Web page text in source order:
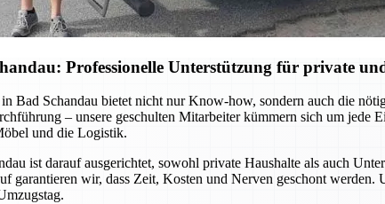
Professionelle Unterstützung für private
Bad Schandau bietet nicht nur Know-how, sondern auch die
– unsere geschulten Mitarbeiter kümmern sich um
und die Logistik.
ist darauf ausgerichtet, sowohl private Haushalte als auch
garantieren wir, dass Zeit, Kosten und Nerven geschont